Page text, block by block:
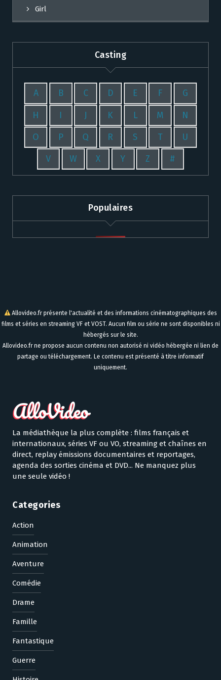
Girl
Casting
A B C D E F G
H I J K L M N
O P Q R S T U
V W X Y Z #
Populaires
Allovideo.fr présente l'actualité et des informations cinématographiques des
films et séries en streaming VF et VOST. Aucun film ou série ne sont disponibles ni
hébergés sur le site.
Allovideo.fr ne propose aucun contenu non autorisé ni vidéo hébergée ni lien de
partage ou téléchargement. Le contenu est présenté à titre informatif
uniquement.
La médiathèque la plus complète : films français et
internationaux, séries VF ou VO, streaming et chaînes en
direct, replay émissions documentaires et reportages,
agenda des sorties cinéma et DVD... Ne manquez plus
une seule vidéo !
Categories
Action
Animation
Aventure
Comédie
Drame
Famille
Fantastique
Guerre